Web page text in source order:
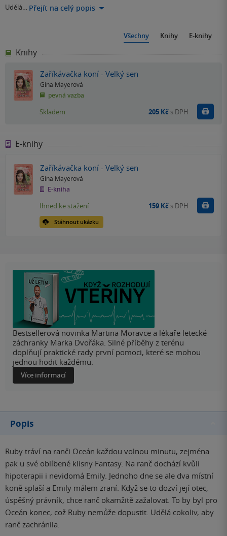
Udělá… Přejít na celý popis
Všechny Knihy E-knihy
Knihy
Zaříkávačka koní - Velký sen
Gina Mayerová
pevná vazba
Skladem 205 Kč s DPH
E-knihy
Zaříkávačka koní - Velký sen
Gina Mayerová
E-kniha
Stáhnout ukázku
Ihned ke stažení 159 Kč s DPH Koupit
Bestsellerová novinka Martina Moravce a lékaře letecké
záchranky Marka Dvořáka. Silné příběhy z terénu
doplňují praktické rady první pomoci, které se mohou
jednou hodit každému.
Více informací
Popis
Ruby tráví na ranči Oceán každou volnou minutu, zejména
pak u své oblíbené klisny Fantasy. Na ranč dochází kvůli
hipoterapii i nevidomá Emily. Jednoho dne se ale dva místní
koně splaší a Emily málem zraní. Když se to dozví její otec,
úspěšný právník, chce ranč okamžitě zažalovat. To by byl pro
Oceán konec, což Ruby nemůže dopustit. Udělá cokoliv, aby
ranč zachránila.